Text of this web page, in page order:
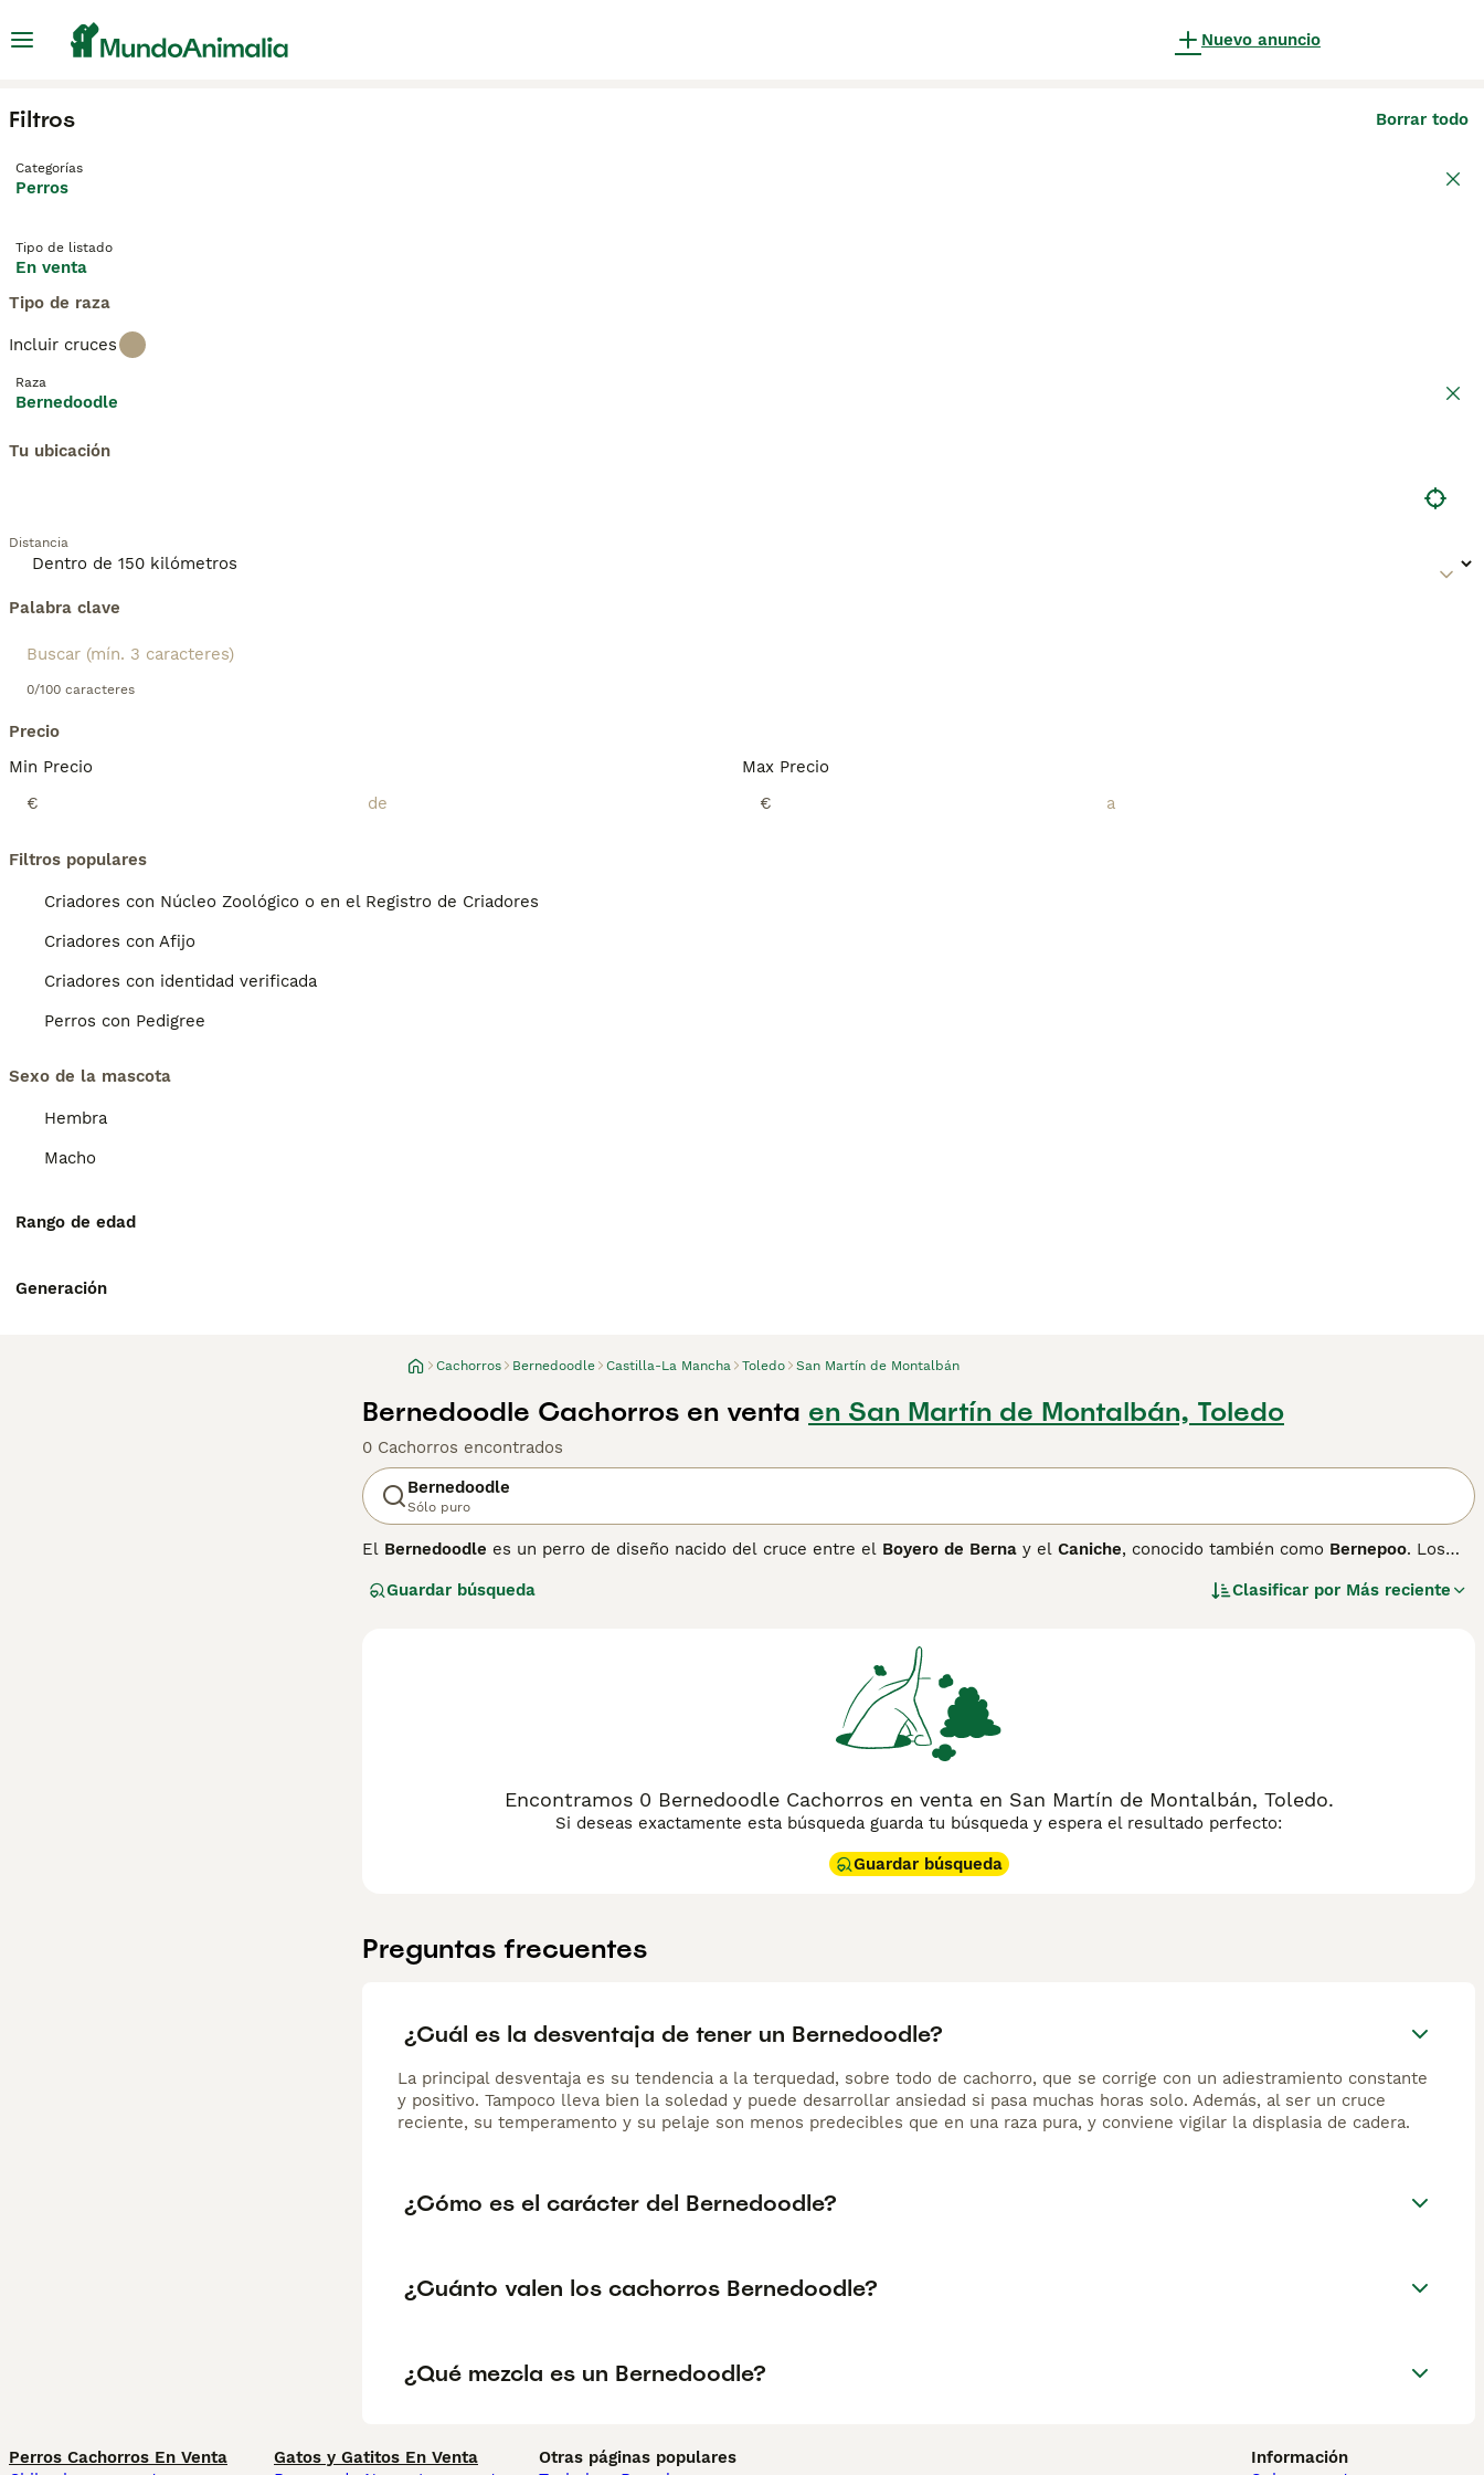
Nuevo anuncio
Filtros Borrar todo
Categorías
Perros
Tipo de listado
En venta
Tipo de raza
Incluir cruces
Raza
Bernedoodle
Tu ubicación
Distancia
Palabra clave
0/100 caracteres
Precio
Min Precio
€
Max Precio
€
Filtros populares
Criadores con Núcleo Zoológico o en el Registro de Criadores
Criadores con Afijo
Criadores con identidad verificada
Perros con Pedigree
Sexo de la mascota
Hembra
Macho
Rango de edad
Generación
Cachorros Bernedoodle Castilla-La Mancha Toledo San Martín de Montalbán
Bernedoodle Cachorros en venta en San Martín de Montalbán, Toledo
0 Cachorros encontrados
Bernedoodle
Sólo puro
El Bernedoodle es un perro de diseño nacido del cruce entre el Boyero de Berna y el Caniche, conocido también como Bernepoo. Los
inteligencia y el pelaje rizado del caniche, que apenas suelta pelo. No figura como raza independiente en la FCI ni en la RSCE, aunque
Su tamaño depende del caniche utilizado en el cruce: en una misma camada pueden nacer ejemplares toy de 4 a 11 kg, miniatura de 11 a
22 kg y estándar que superan los 30 kg. Es un perro cariñoso, juguetón y sociable, muy adecuado para familias con niños y otros
animales, aunque a veces algo testarudo. Su manto ondulado o rizado, con frecuencia tricolor como el del boyero, suelta poco pelo pero
exige cepillado frecuente y cortes periódicos. Necesita ejercicio diario y estimulación mental para mantenerse equilibrado. Su esperanza
Guardar búsqueda Clasificar por Más reciente
Encontramos 0 Bernedoodle Cachorros en venta en San Martín de Montalbán, Toledo.
Si deseas exactamente esta búsqueda guarda tu búsqueda y espera el resultado perfecto:
Guardar búsqueda
Preguntas frecuentes
¿Cuál es la desventaja de tener un Bernedoodle?
La principal desventaja es su tendencia a la terquedad, sobre todo de cachorro, que se corrige con un adiestramiento constante
y positivo. Tampoco lleva bien la soledad y puede desarrollar ansiedad si pasa muchas horas solo. Además, al ser un cruce
reciente, su temperamento y su pelaje son menos predecibles que en una raza pura, y conviene vigilar la displasia de cadera.
¿Cómo es el carácter del Bernedoodle?
¿Cuánto valen los cachorros Bernedoodle?
¿Qué mezcla es un Bernedoodle?
Perros Cachorros En Venta
Gatos y Gatitos En Venta
Otras páginas populares
Información